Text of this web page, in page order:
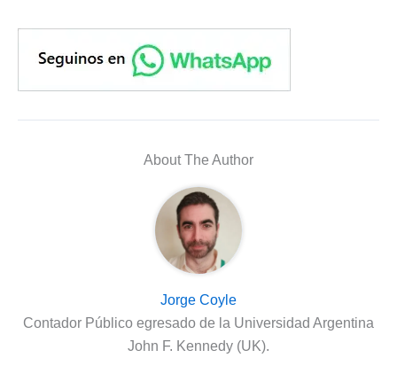
About The Author
Jorge Coyle
Contador Público egresado de la Universidad Argentina
John F. Kennedy (UK).